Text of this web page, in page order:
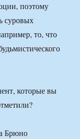
поэтому
суровых
то, что
которые вы
Брюно